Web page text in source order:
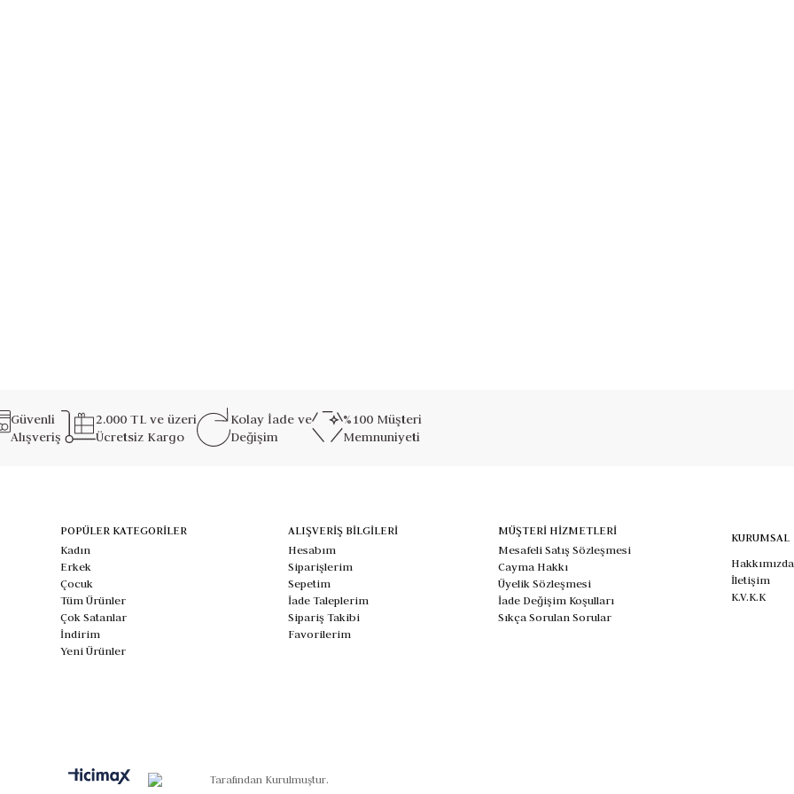
Güvenli
Alışveriş
2.000 TL ve üzeri
Ücretsiz Kargo
Kolay İade ve
Değişim
%100 Müşteri
Memnuniyeti
POPÜLER KATEGORİLER
Kadın
Erkek
Çocuk
Tüm Ürünler
Çok Satanlar
İndirim
Yeni Ürünler
ALIŞVERİŞ BİLGİLERİ
Hesabım
Siparişlerim
Sepetim
İade Taleplerim
Sipariş Takibi
Favorilerim
MÜŞTERİ HİZMETLERİ
Mesafeli Satış Sözleşmesi
Cayma Hakkı
Üyelik Sözleşmesi
İade Değişim Koşulları
Sıkça Sorulan Sorular
KURUMSAL
Hakkımızda
İletişim
K.V.K.K
Tarafından Kurulmuştur.